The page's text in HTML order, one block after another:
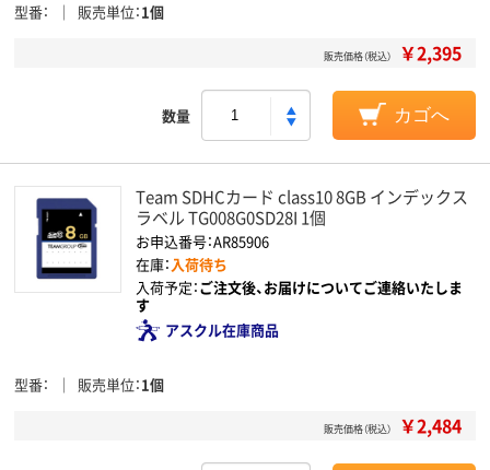
型番 販売単位 1個
販売価格（税込） ￥2,395
数量 カゴへ
Team SDHCカード class10 8GB インデックス
ラベル TG008G0SD28I 1個
お申込番号：AR85906
在庫：入荷待ち
入荷予定：ご注文後、お届けについてご連絡いたしま
す
アスクル在庫商品
型番 販売単位 1個
販売価格（税込） ￥2,484